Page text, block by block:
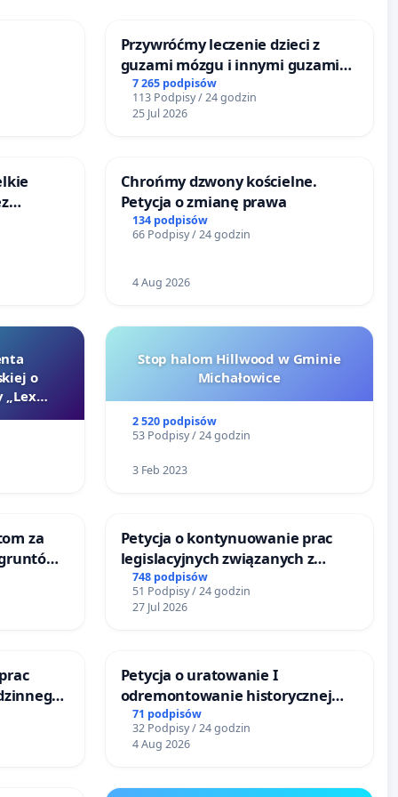
Przywróćmy leczenie dzieci z
guzami mózgu i innymi guzami
litymi do Górnośląskiego
Centrum Zdrowia Dziecka w
Katowicach
7 265 podpisów
113 Podpisy / 24 godzin
25 Jul 2026
Chrońmy dzwony kościelne.
Petycja o zmianę prawa
134 podpisów
66 Podpisy / 24 godzin
4 Aug 2026
o
„Lex
Stop halom Hillwood w Gminie
Michałowice
2 520 podpisów
53 Podpisy / 24 godzin
3 Feb 2023
za
Petycja o kontynuowanie prac
legislacyjnych związanych z
reformą prawa rodzinnego
748 podpisów
51 Podpisy / 24 godzin
27 Jul 2026
Petycja o uratowanie I
odremontowanie historycznej
Lokomotywy sm42-914
71 podpisów
32 Podpisy / 24 godzin
4 Aug 2026